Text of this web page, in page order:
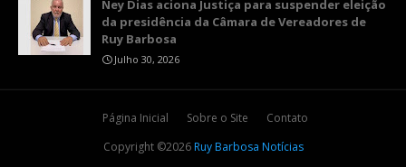
Ney Dias aciona Justiça para suspender eleição
da presidência da Câmara de Vereadores de
Ruy Barbosa
Julho 30, 2026
Página Inicial Sobre o Site
Contato
Copyright ©2026 Ruy Barbosa Notícias